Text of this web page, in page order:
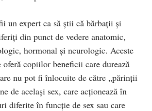
un expert ca să știi că bărbații și
din punct de vedere anatomic,
hormonal și neurologic. Aceste
oferă copiilor beneficii care durează
nu pot fi înlocuite de către „părinții
de același sex, care acționează în
diferite în funcție de sex sau care